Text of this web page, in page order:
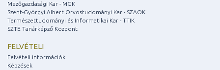
Mezőgazdasági Kar - MGK
Szent-Györgyi Albert Orvostudományi Kar - SZAOK
Természettudományi és Informatikai Kar - TTIK
SZTE Tanárképző Központ
FELVÉTELI
Felvételi információk
Képzések